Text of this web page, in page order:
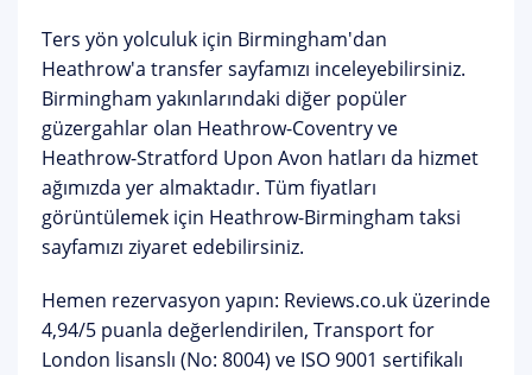
Ters yön yolculuk için Birmingham'dan
Heathrow'a transfersayfamızı inceleyebilirsiniz.
Birmingham yakınlarındaki diğer popüler
güzergahlar olan Heathrow-Coventryve
Heathrow-Stratford Upon Avon hatları da hizmet
ağımızda yer almaktadır. Tüm fiyatları
görüntülemek için Heathrow-Birmingham taksi
sayfamızı ziyaret edebilirsiniz.
Hemen rezervasyon yapın: Reviews.co.uk üzerinde
4,94/5 puanla değerlendirilen, Transport for
London lisanslı (No: 8004) ve ISO 9001 sertifikalı